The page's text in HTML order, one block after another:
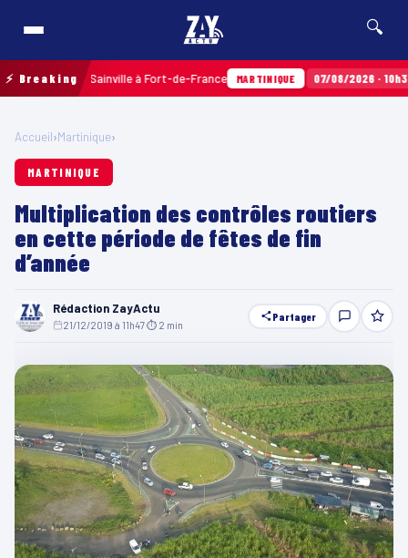
🔍
⚡ Breaking
Terres Sainville à Fort-de-France MARTINIQUE 07/08/2026 · 10h35
Accueil›Martinique›
MARTINIQUE
Multiplication des contrôles routiers
en cette période de fêtes de fin
d’année
Rédaction ZayActu
21/12/2019 à 11h47⏱ 2 min
Partager